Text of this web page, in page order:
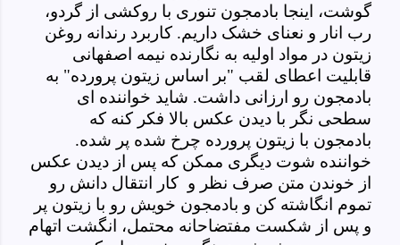
گوشت، اینجا بادمجون تنوری با روکشی از گردو،
رب انار و نعنای خشک داریم. کاربرد رندانه روغن
زیتون در مواد اولیه به نگارنده نیمه اصفهانی
قابلیت اعطای لقب "بر اساس زیتون پرورده" به
بادمجون رو ارزانی داشت. شاید خواننده ای
سطحی نگر با دیدن عکس بالا فکر کنه که
بادمجون با زیتون پرورده چرخ شده پر شده.
خواننده شوت دیگری ممکن که پس از دیدن عکس
از خوندن متن صرف نظر و کار انتقال دانش رو
تموم انگاشته کن و بادمجون خویش رو با زیتون پر
و پس از شکست مفتضاحانه محتمل، انگشت اتهام